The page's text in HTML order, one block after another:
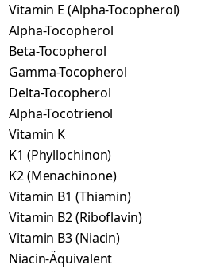
Vitamin E (Alpha-Tocopherol)
Alpha-Tocopherol
Beta-Tocopherol
Gamma-Tocopherol
Delta-Tocopherol
Alpha-Tocotrienol
Vitamin K
K1 (Phyllochinon)
K2 (Menachinone)
Vitamin B1 (Thiamin)
Vitamin B2 (Riboflavin)
Vitamin B3 (Niacin)
Niacin-Äquivalent